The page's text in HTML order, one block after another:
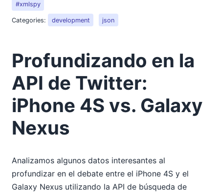
#xmlspy
Categories: development json
Profundizando en la
API de Twitter:
iPhone 4S vs. Galaxy
Nexus
Analizamos algunos datos interesantes al
profundizar en el debate entre el iPhone 4S y el
Galaxy Nexus utilizando la API de búsqueda de